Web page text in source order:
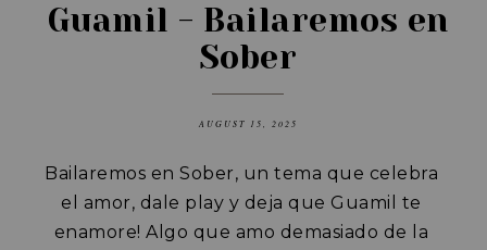
Guamil - Bailaremos en
Sober
AUGUST 15, 2025
Bailaremos en Sober, un tema que celebra
el amor, dale play y deja que Guamil te
enamore! Algo que amo demasiado de la